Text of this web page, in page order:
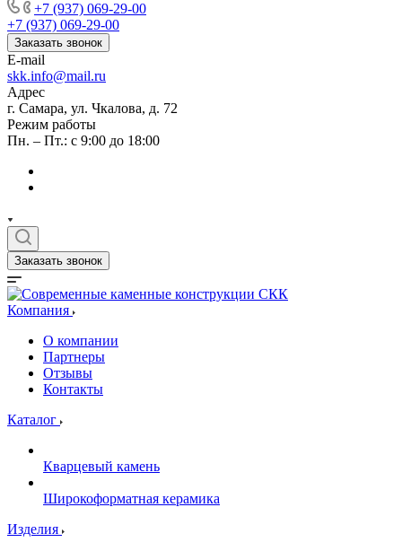
+7 (937) 069-29-00
+7 (937) 069-29-00
Заказать звонок
E-mail
skk.info@mail.ru
Адрес
г. Самара, ул. Чкалова, д. 72
Режим работы
Пн. – Пт.: с 9:00 до 18:00
Заказать звонок
Компания
О компании
Партнеры
Отзывы
Контакты
Каталог
Кварцевый камень
Широкоформатная керамика
Изделия